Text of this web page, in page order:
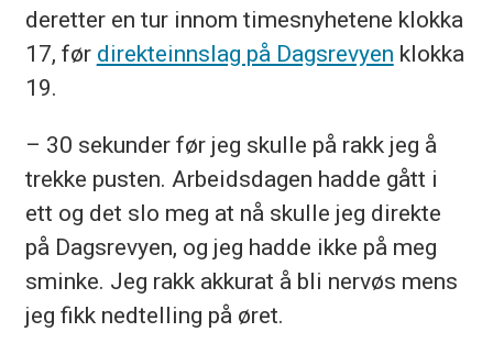
deretter en tur innom timesnyhetene klokka
17, før direkteinnslag på Dagsrevyen klokka
19.
– 30 sekunder før jeg skulle på rakk jeg å
trekke pusten. Arbeidsdagen hadde gått i
ett og det slo meg at nå skulle jeg direkte
på Dagsrevyen, og jeg hadde ikke på meg
sminke. Jeg rakk akkurat å bli nervøs mens
jeg fikk nedtelling på øret.